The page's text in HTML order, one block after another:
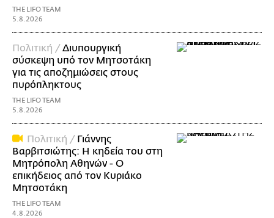
THE LIFO TEAM
5.8.2026
Πολιτική /Διυπουργική
σύσκεψη υπό τον Μητσοτάκη
για τις αποζημιώσεις στους
πυρόπληκτους
THE LIFO TEAM
5.8.2026
Πολιτική / Γιάννης
Βαρβιτσιώτης: Η κηδεία του στη
Μητρόπολη Αθηνών - Ο
επικήδειος από τον Κυριάκο
Μητσοτάκη
THE LIFO TEAM
4.8.2026